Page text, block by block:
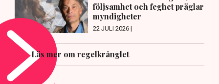
följsamhet och feghet präglar
myndigheter
22 JULI 2026 |
Läs mer om regelkrånglet